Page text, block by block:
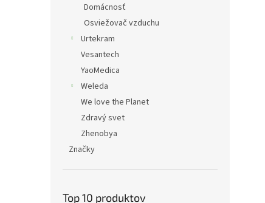
Domácnosť
Osviežovač vzduchu
Urtekram
Vesantech
YaoMedica
Weleda
We love the Planet
Zdravý svet
Zhenobya
Značky
Top 10 produktov